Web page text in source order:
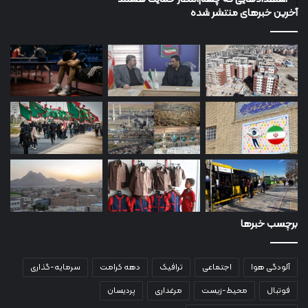
آخرین خبرهای منتشر شده
برچسب خبرها
آلودگی هوا اجتماعی ترافیک دهه کرامت
سرمایه-گذاری
فوتبال
محیط-زیست مرغداری
پردیسان